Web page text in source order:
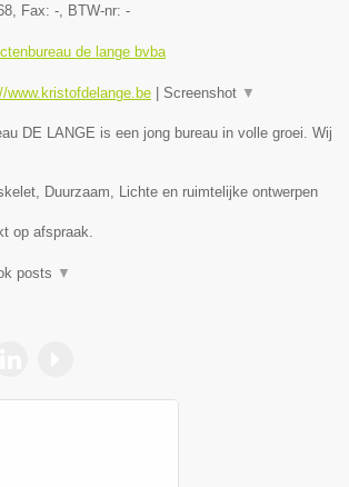
, Fax: - , BTW-nr: -
de lange bvba
www.kristofdelange.be | Screenshot ▼
DE LANGE is een jong bureau in volle groei. Wij
Duurzaam, Lichte en ruimtelijke ontwerpen
op afspraak.
posts ▼